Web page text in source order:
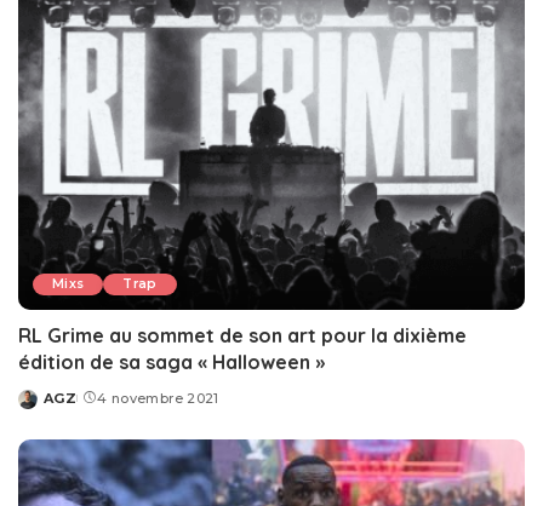
Mixs Trap
RL Grime au sommet de son art pour la dixième
édition de sa saga « Halloween »
Posted
AGZ 4 novembre 2021